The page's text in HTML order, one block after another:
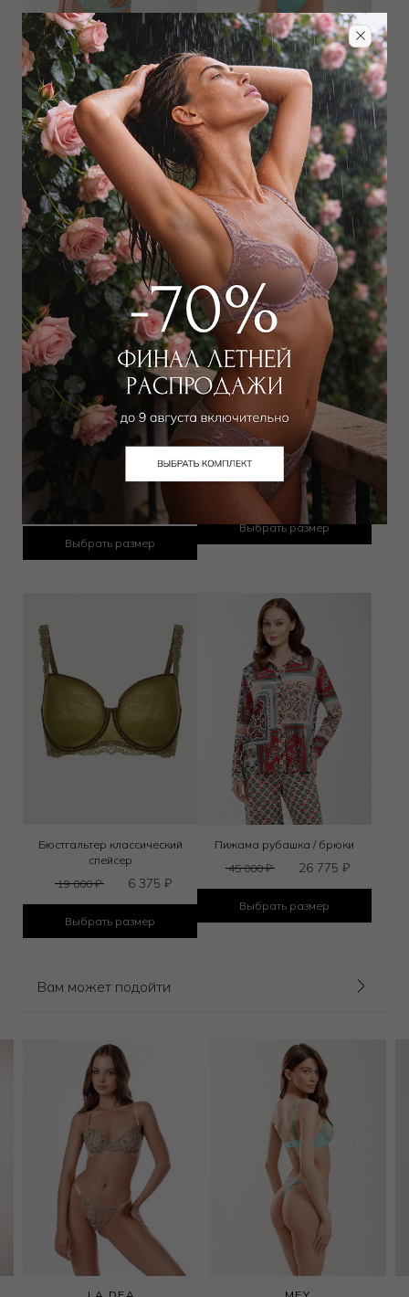
Бюстгальтер треугольник
мягкий
12 000
₽ 4 250 ₽
Выбрать размер
Бюстгальтер балконет мягкий
14 000₽ 4 675₽
Выбрать размер
Бюстгальтер классический
спейсер
5 525₽
Выбрать размер
Бюстгальтер балконет мягкий
18 000
₽ 5 950
Выбрать размер
Бюстгальтер классический
спейсер
19 000₽ 6 375₽
Выбрать размер
Пижама рубашка / брюки
45 000₽ 26 775₽
Выбрать размер
Вам может подойти